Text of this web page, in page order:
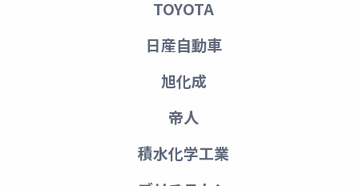
TOYOTA
日産自動車
旭化成
帝人
積水化学工業